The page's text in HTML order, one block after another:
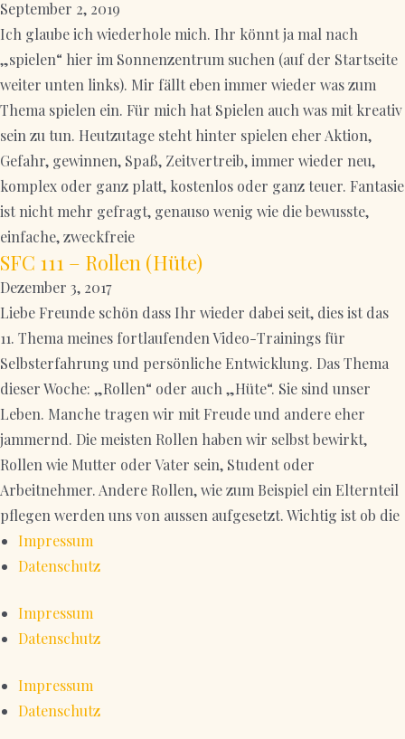
September 2, 2019
Ich glaube ich wiederhole mich. Ihr könnt ja mal nach
„spielen“ hier im Sonnenzentrum suchen (auf der Startseite
weiter unten links). Mir fällt eben immer wieder was zum
Thema spielen ein. Für mich hat Spielen auch was mit kreativ
sein zu tun. Heutzutage steht hinter spielen eher Aktion,
Gefahr, gewinnen, Spaß, Zeitvertreib, immer wieder neu,
komplex oder ganz platt, kostenlos oder ganz teuer. Fantasie
ist nicht mehr gefragt, genauso wenig wie die bewusste,
einfache, zweckfreie
SFC 111 – Rollen (Hüte)
Dezember 3, 2017
Liebe Freunde schön dass Ihr wieder dabei seit, dies ist das
11. Thema meines fortlaufenden Video-Trainings für
Selbsterfahrung und persönliche Entwicklung. Das Thema
dieser Woche: „Rollen“ oder auch „Hüte“. Sie sind unser
Leben. Manche tragen wir mit Freude und andere eher
jammernd. Die meisten Rollen haben wir selbst bewirkt,
Rollen wie Mutter oder Vater sein, Student oder
Arbeitnehmer. Andere Rollen, wie zum Beispiel ein Elternteil
pflegen werden uns von aussen aufgesetzt. Wichtig ist ob die
Impressum
Datenschutz
Impressum
Datenschutz
Impressum
Datenschutz